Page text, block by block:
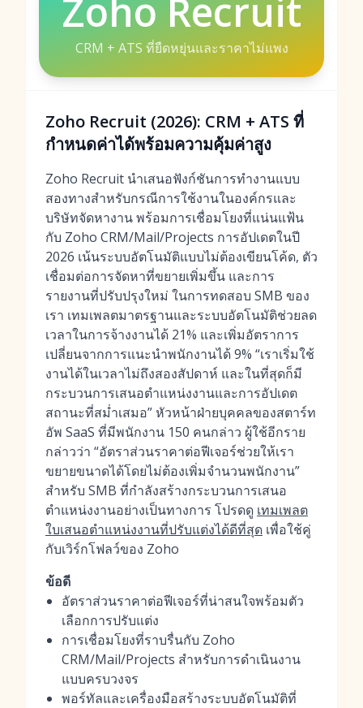
Zoho Recruit
CRM + ATS ที่ยืดหยุ่นและราคาไม่แพง
Zoho Recruit (2026): CRM + ATS ที่
กำหนดค่าได้พร้อมความคุ้มค่าสูง
Zoho Recruit นำเสนอฟังก์ชันการทำงานแบบ
สองทางสำหรับกรณีการใช้งานในองค์กรและ
บริษัทจัดหางาน พร้อมการเชื่อมโยงที่แน่นแฟ้น
กับ Zoho CRM/Mail/Projects การอัปเดตในปี
2026 เน้นระบบอัตโนมัติแบบไม่ต้องเขียนโค้ด, ตัว
เชื่อมต่อการจัดหาที่ขยายเพิ่มขึ้น และการ
รายงานที่ปรับปรุงใหม่ ในการทดสอบ SMB ของ
เรา เทมเพลตมาตรฐานและระบบอัตโนมัติช่วยลด
เวลาในการจ้างงานได้ 21% และเพิ่มอัตราการ
เปลี่ยนจากการแนะนำพนักงานได้ 9% “เราเริ่มใช้
งานได้ในเวลาไม่ถึงสองสัปดาห์ และในที่สุดก็มี
กระบวนการเสนอตำแหน่งงานและการอัปเดต
สถานะที่สม่ำเสมอ” หัวหน้าฝ่ายบุคคลของสตาร์ท
อัพ SaaS ที่มีพนักงาน 150 คนกล่าว ผู้ใช้อีกราย
กล่าวว่า “อัตราส่วนราคาต่อฟีเจอร์ช่วยให้เรา
ขยายขนาดได้โดยไม่ต้องเพิ่มจำนวนพนักงาน”
สำหรับ SMB ที่กำลังสร้างกระบวนการเสนอ
ตำแหน่งงานอย่างเป็นทางการ โปรดดู เทมเพลต
ใบเสนอตำแหน่งงานที่ปรับแต่งได้ดีที่สุด เพื่อใช้คู่
กับเวิร์กโฟลว์ของ Zoho
ข้อดี
อัตราส่วนราคาต่อฟีเจอร์ที่น่าสนใจพร้อมตัว
เลือกการปรับแต่ง
การเชื่อมโยงที่ราบรื่นกับ Zoho
CRM/Mail/Projects สำหรับการดำเนินงาน
แบบครบวงจร
พอร์ทัลและเครื่องมือสร้างระบบอัตโนมัติที่